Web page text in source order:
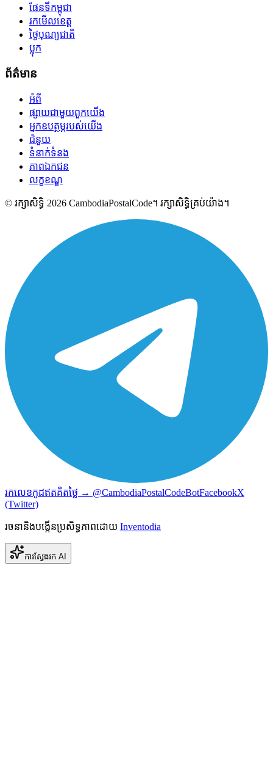
ផែនទីកម្ពុជា
រកមើលខេត្ត
ថ្ងៃបុណ្យជាតិ
ប្លុក
ព័ត៌មាន
អំពី
ផ្សាយជាមួយពួកយើង
អ្នកឧបត្ថម្ភរបស់យើង
ជំនួយ
ទំនាក់ទំនង
ភាពឯកជន
លក្ខខណ្ឌ
© រក្សាសិទ្ធិ 2026 CambodiaPostalCode។ រក្សាសិទ្ធិគ្រប់យ៉ាង។
រកលេខកូដឥតគិតថ្លៃ → @CambodiaPostalCodeBotFacebookX
(Twitter)
រចនានិងបង្កើនប្រសិទ្ធភាពដោយ Inventodia
ការស្វែងរក AI